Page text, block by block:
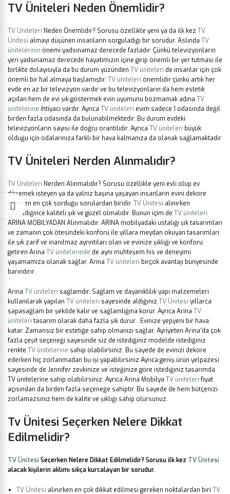
TV Üniteleri Neden Önemlidir?
TV Üniteleri Neden Önemlidir? Sorusu özellikle yeni ya da ilk kez TV
Ünitesi almayı düşünen insanların sorguladığı bir sorudur. Aslında TV
ünitelerinin önemi yadsınamaz derecede fazladır. Çünkü televizyonların
yeri yadsınamaz derecede hayatımızın içine girip önemli bir yer tutması ile
birlikte dolayısıyla da bu durum yüzünden TV üniteleri de insanlar için çok
önemli bir hal almaya başlamıştır. TV üniteleri önemlidir çünkü artık her
evde en az bir televizyon vardır ve bu televizyonların da hem estetik
açıdan hem de evi şık göstermek evin uyumunu bozmamak adına TV
ünitelerine ihtiyacı vardır. Ayrıca TV üniteleri evim sadece 1 odasında değil
birden fazla odasında da bulunabilmektedir. Bu durum evdeki
televizyonların sayısı ile doğru orantılıdır. Ayrıca TV üniteleri büyük
olduğu için odalarınıza farklı bir hava kalmanıza da olanak sağlamaktadır.
TV Üniteleri Nerden Alınmalıdır?
TV Üniteleri Nerden Alınmalıdır? Sorusu özellikle yeni evli olup ev
döşemek isteyen ya da yalnız başına yaşayan insanların evini dekore
ederken en çok sorduğu sorulardan biridir. TV Ünitesi alınırken
olabildiğince kaliteli şık ve güzel olmalıdır. Bunun içim de TV üniteleri
ARİNA MOBİLYADAN Alınmalıdır. ARİNA mobilyadaki ustalığı şık tasarımları
ve zamanın çok ötesindeki konforu ile yıllara meydan okuyan tasarımları
ile şık zarif ve inanılmaz ayrıntıları olan ve evinize şıklığı ve konforu
getiren Arina TV ünitelerinde de aynı muhteşem his ve deneyimi
yaşamamıza olanak sağlar. Arina TV üniteleri birçok avantajı bünyesinde
barındırır.
Arina TV üniteleri sağlamdır. Sağlam ve dayanıklılık yapı malzemeleri
kullanılarak yapılan TV üniteleri sayesinde aldığınız TV Ünitesi yıllarca
sapasağlam bir şekilde kalır ve sağlamlığına korur. Ayrıca Arina TV
üniteleri tasarım olarak daha fazla şık durur . Evinize yepyeni bir hava
katar. Zamansız bir estetiğe sahip olmanızı sağlar. Ayriyeten Arina’da çok
fazla çeşit seçeneği sayesinde siz de istediğiniz modelde istediğiniz
renkte TV ünitelerine sahip olabilirsiniz. Bu sayede de evinizi dekore
ederken hiç zorlanmadan bu işi yapabilirsiniz.Ayrıca geniş ürün yelpazesi
sayesinde de Jennifer zevkinize ve isteğinize göre istediğiniz tasarımda
TV ünitelerine sahip olabilirsiniz. Ayrıca Arina Mobilya TV üniteleri fiyat
açısından da birden fazla seçeneğe sahiptir. Bu sayede de hem bütçenizi
zorlamazsınız hem de kalite ve şıklığı sahip olursunuz.
Tv Ünitesi Seçerken Nelere Dikkat
Edilmelidir?
TV ÜnitesiSeçerken Nelere Dikkat Edilmelidir?Sorusu ilk kez TV Ünitesi
alacak kişilerin aklımı sıkça kurcalayan bir sorudur.
TV Ünitesi alınırken en çok dikkat edilmesi gereken noktalardan biri TV